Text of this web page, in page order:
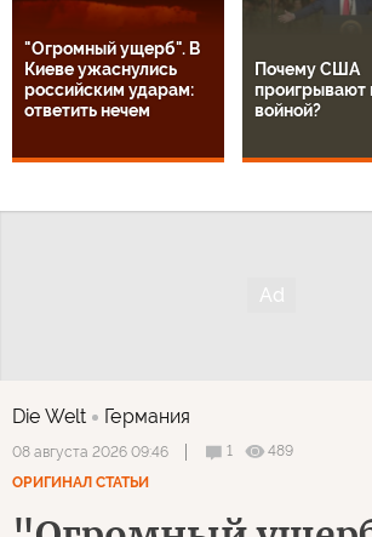
"Огромный ущерб". В
Киеве ужаснулись
российским ударам:
ответить нечем
Почему США
проигрывают
войной?
Die Welt Германия
08 августа 2026 09:46 1
489
ОРИГИНАЛ СТАТЬИ